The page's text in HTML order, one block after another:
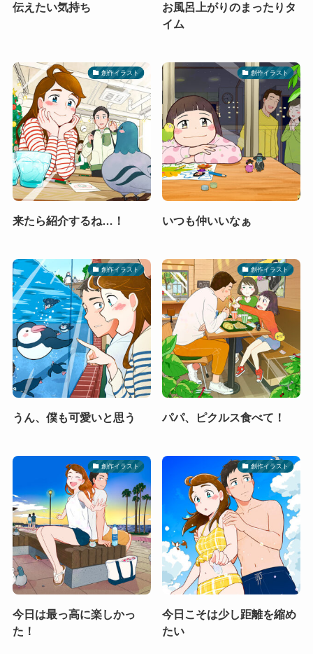
伝えたい気持ち
お風呂上がりのまったりタ
イム
創作イラスト
来たら紹介するね…！
創作イラスト
いつも仲いいなぁ
創作イラスト
うん、僕も可愛いと思う
創作イラスト
パパ、ピクルス食べて！
創作イラスト
今日は最っ高に楽しかっ
た！
創作イラスト
今日こそは少し距離を縮め
たい